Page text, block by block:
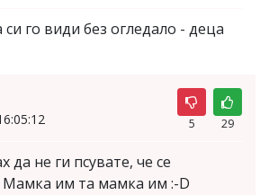
го види без огледало - деца
5 29
да не ги псувате, че се
Мамка им та мамка им :-D